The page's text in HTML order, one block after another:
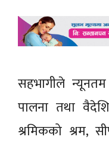
सहभागीले न्यूनतम
पालना तथा
श्रमिकको श्रम,